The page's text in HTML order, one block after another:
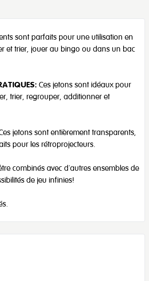
sont parfaits pour une utilisation en
et trier, jouer au bingo ou dans un bac
Ces jetons sont idéaux pour
trier, regrouper, additionner et
jetons sont entièrement transparents,
pour les rétroprojecteurs.
combinés avec d'autres ensembles de
de jeu infinies!